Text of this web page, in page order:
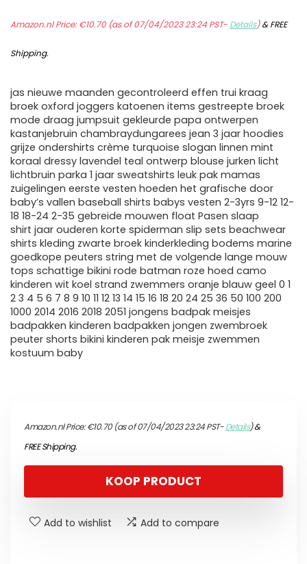
Amazon.nl Price:€10.70(as of 07/04/2023 23:24 PST- Details)&FREE
Shipping.
jas nieuwe maanden gecontroleerd effen trui kraag
broek oxford joggers katoenen items gestreepte broek
mode draag jumpsuit gekleurde papa ontwerpen
kastanjebruin chambraydungarees jean 3 jaar hoodies
grijze ondershirts crème turquoise slogan linnen mint
koraal dressy lavendel teal ontwerp blouse jurken licht
lichtbruin parka 1 jaar sweatshirts leuk pak mamas
zuigelingen eerste vesten hoeden het grafische door
baby’s vallen baseball shirts babys vesten 2-3yrs 9-12 12-
18 18-24 2-35 gebreide mouwen float Pasen slaap
shirt jaar ouderen korte spiderman slip sets beachwear
shirts kleding zwarte broek kinderkleding bodems marine
goedkope peuters string met de volgende lange mouw
tops schattige bikini rode batman roze hoed camo
kinderen wit koel strand zwemmers oranje blauw geel 0 1
2 3 4 5 6 7 8 9 10 11 12 13 14 15 16 18 20 24 25 36 50 100 200
1000 2014 2016 2018 2051 jongens badpak meisjes
badpakken kinderen badpakken jongen zwembroek
peuter shorts bikini kinderen pak meisje zwemmen
kostuum baby
Amazon.nl Price:€10.70(as of 07/04/2023 23:24 PST-Details)&
FREE Shipping.
KOOP PRODUCT
Add to wishlist Add to compare